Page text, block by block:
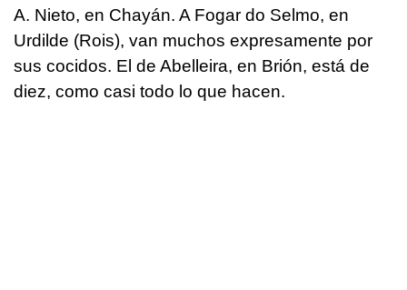
A. Nieto, en Chayán. A Fogar do Selmo, en
Urdilde (Rois), van muchos expresamente por
sus cocidos. El de Abelleira, en Brión, está de
diez, como casi todo lo que hacen.